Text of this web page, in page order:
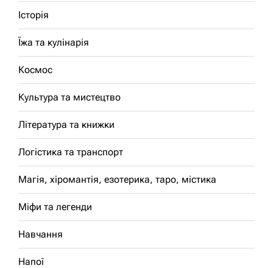
Історія
Їжа та кулінарія
Космос
Культура та мистецтво
Література та книжки
Логістика та транспорт
Магія, хіромантія, езотерика, таро, містика
Міфи та легенди
Навчання
Напої